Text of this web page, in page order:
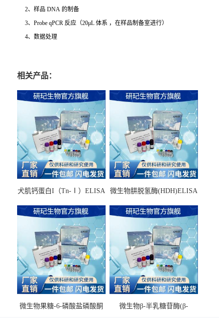
2、样品 DNA 的制备
3、Probe qPCR 反应（20μL 体系 ，在样品制备室进行）
4、数据处理
相关产品：
犬肌钙蛋白I（Tn-Ⅰ）ELISA
微生物肼脱氢酶(HDH)ELISA
微生物果糖-6-磷酸盐磷酸酮
微生物β-半乳糖苷酶(β-